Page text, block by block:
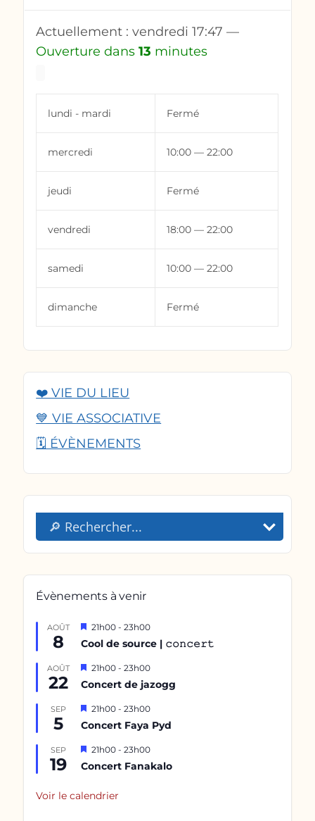
Actuellement : vendredi 17:47 —
Ouverture dans13 minutes
lundi - mardi Fermé
mercredi 10:00 — 22:00
jeudi Fermé
vendredi 18:00 — 22:00
samedi 10:00 — 22:00
dimanche Fermé
❤️ VIE DU LIEU
💙 VIE ASSOCIATIVE
🗓️ ÉVÈNEMENTS
Évènements à venir
AOÛT
8
Mis
avant
21h00 -23h00
Cool de source | 𝚌𝚘𝚗𝚌𝚎𝚛𝚝
AOÛT
22
Mis
avant
21h00 -23h00
Concert de jazogg
SEP
5
Mis
avant
21h00 -23h00
Concert Faya Pyd
SEP
19
Mis
avant
21h00 -23h00
Concert Fanakalo
Voir le calendrier